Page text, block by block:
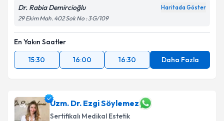
Dr. Rabia Demircioğlu Haritada Göster
29 Ekim Mah. 402 Sok No : 3 G/109
En Yakın Saatler
15:30
16:00 16:30 Daha Fazla
Uzm. Dr. Ezgi Söylemez
Sertifikalı Medikal Estetik